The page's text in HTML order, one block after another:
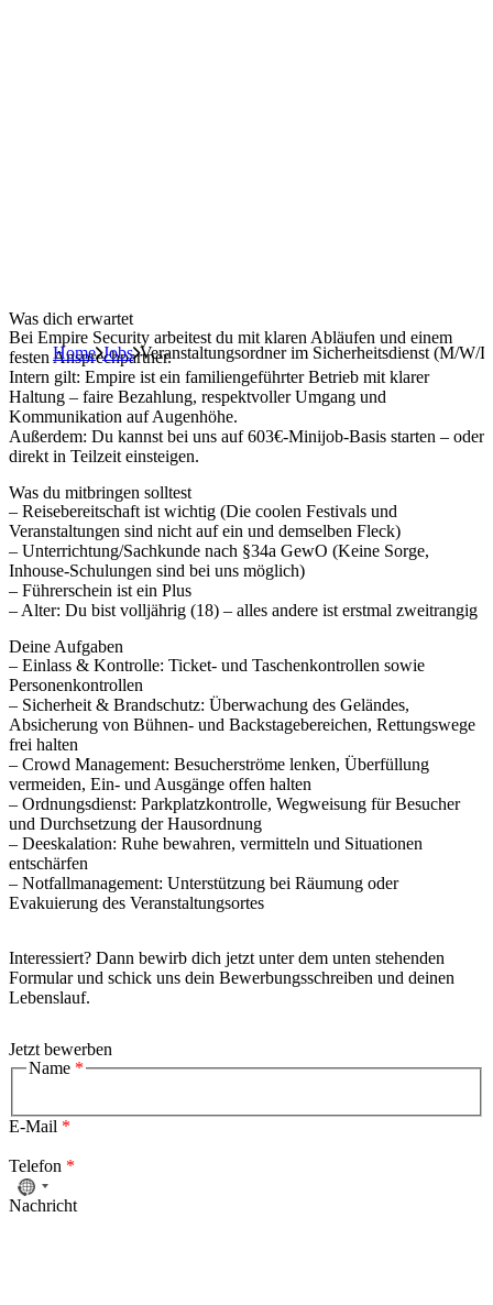
Home Jobs Veranstaltungsordner im Sicherheitsdienst (M/W/
Was dich erwartet
Bei Empire Security arbeitest du mit klaren Abläufen und einem
festen Ansprechpartner.
Intern gilt: Empire ist ein familiengeführter Betrieb mit klarer
Haltung – faire Bezahlung, respektvoller Umgang und
Kommunikation auf Augenhöhe.
Außerdem: Du kannst bei uns auf 603€-Minijob-Basis starten – oder
direkt in Teilzeit einsteigen.
Was du mitbringen solltest
– Reisebereitschaft ist wichtig (Die coolen Festivals und
Veranstaltungen sind nicht auf ein und demselben Fleck)
– Unterrichtung/Sachkunde nach §34a GewO (Keine Sorge,
Inhouse-Schulungen sind bei uns möglich)
– Führerschein ist ein Plus
– Alter: Du bist volljährig (18) – alles andere ist erstmal zweitrangig
Deine Aufgaben
– Einlass & Kontrolle: Ticket- und Taschenkontrollen sowie
Personenkontrollen
– Sicherheit & Brandschutz: Überwachung des Geländes,
Absicherung von Bühnen- und Backstagebereichen, Rettungswege
frei halten
– Crowd Management: Besucherströme lenken, Überfüllung
vermeiden, Ein- und Ausgänge offen halten
– Ordnungsdienst: Parkplatzkontrolle, Wegweisung für Besucher
und Durchsetzung der Hausordnung
– Deeskalation: Ruhe bewahren, vermitteln und Situationen
entschärfen
– Notfallmanagement: Unterstützung bei Räumung oder
Evakuierung des Veranstaltungsortes
Interessiert? Dann bewirb dich jetzt unter dem unten stehenden
Formular und schick uns dein Bewerbungsschreiben und deinen
Lebenslauf.
Jetzt bewerben
Telefon
Datenschutzerklärung
Name *
E-Mail *
Telefon *
Nachricht